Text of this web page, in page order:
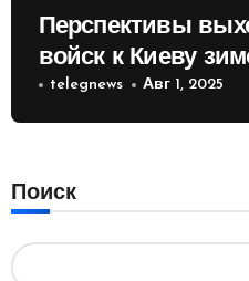
Перспективы
войск к Киеву
России
telegnews Авг 1, 2025
Поиск